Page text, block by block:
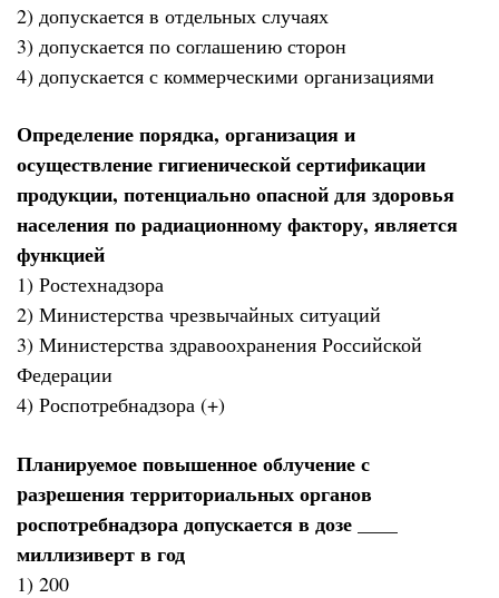
2) допускается в отдельных случаях
3) допускается по соглашению сторон
4) допускается с коммерческими организациями
Определение порядка, организация и
осуществление гигиенической сертификации
продукции, потенциально опасной для здоровья
населения по радиационному фактору, является
функцией
1) Ростехнадзора
2) Министерства чрезвычайных ситуаций
3) Министерства здравоохранения Российской
Федерации
4) Роспотребнадзора (+)
Планируемое повышенное облучение с
pазpешения территориальных органов
роспотребнадзора допускается в дозе ____
миллизиверт в год
1) 200